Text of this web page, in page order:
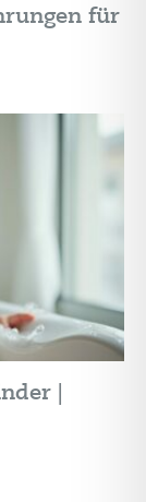
für
|